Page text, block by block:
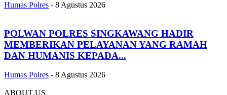
Humas Polres - 8 Agustus 2026
POLWAN POLRES SINGKAWANG HADIR
MEMBERIKAN PELAYANAN YANG RAMAH
DAN HUMANIS KEPADA...
Humas Polres - 8 Agustus 2026
ABOUT US